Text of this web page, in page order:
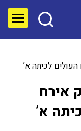
לכיתה א’
אירח
א’